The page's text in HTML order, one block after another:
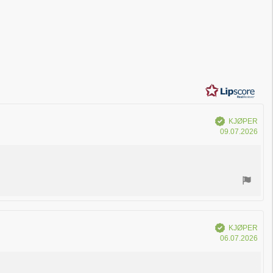
Verifisert
KJØPER
09.07.2026
Verifisert
KJØPER
06.07.2026